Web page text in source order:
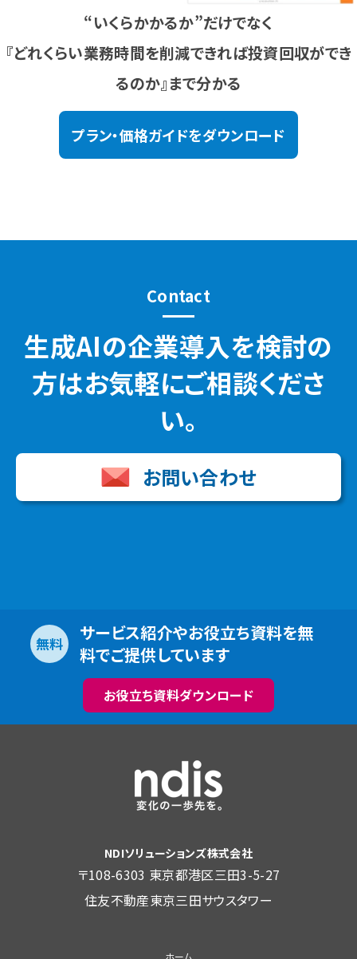
“いくらかかるか”だけでなく
『どれくらい業務時間を削減できれば投資回収ができ
るのか』まで分かる
プラン・価格ガイドをダウンロード
Contact
生成AIの企業導入を検討の
方はお気軽にご相談くださ
い。
お問い合わせ
無料
サービス紹介やお役立ち資料を無
料でご提供しています
お役立ち資料ダウンロード
NDIソリューションズ株式会社
〒108-6303 東京都港区三田3-5-27
住友不動産東京三田サウスタワー
ホーム